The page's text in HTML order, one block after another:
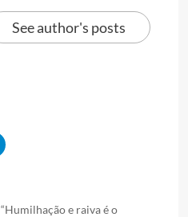
See author's posts
“Humilhação e raiva é o